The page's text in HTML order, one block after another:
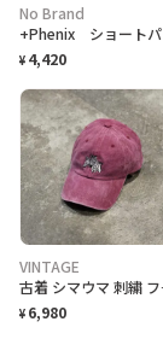
No Brand
¥ 4,420
VINTAGE
古着 シマ
¥ 6,980